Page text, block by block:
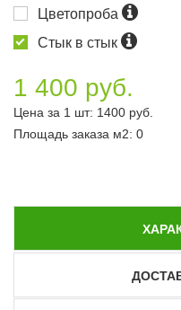
Цветопроба
Стык в стык
1 400 руб.
Цена за 1 шт: 1400 руб.
Площадь заказа м2: 0